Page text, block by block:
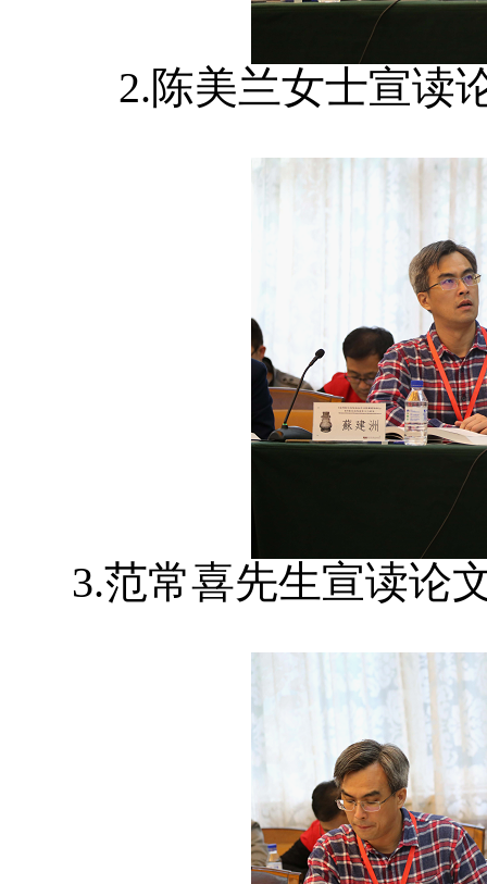
2.陈美兰女士宣读
3.范常喜先生宣读论